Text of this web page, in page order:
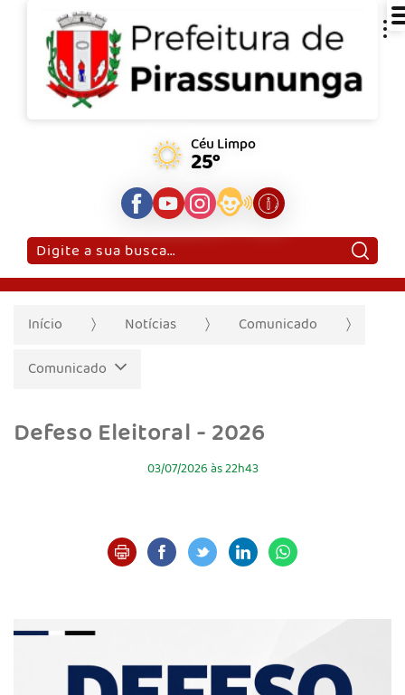
Céu Limpo
25°
Pesquisar:
Início Notícias
Comunicado
Comunicado
Defeso Eleitoral - 2026
03/07/2026 às 22h43